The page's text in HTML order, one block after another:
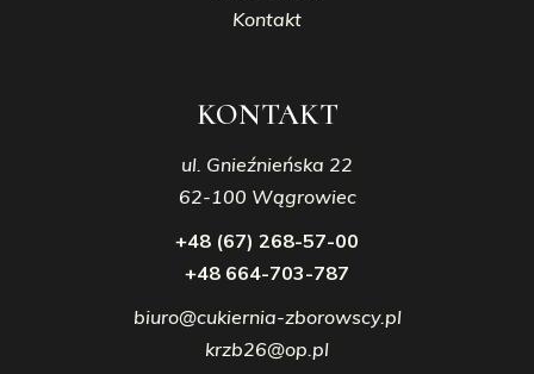
Kontakt
KONTAKT
ul. Gnieźnieńska 22
62-100 Wągrowiec
+48 (67) 268-57-00
+48 664-703-787
biuro@cukiernia-zborowscy.pl
krzb26@op.pl